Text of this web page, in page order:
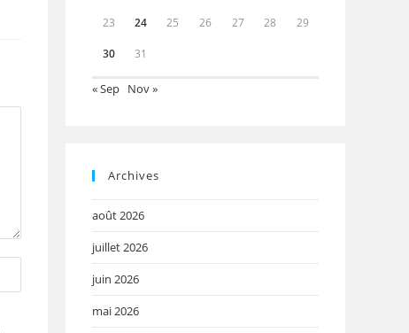
23 24 25 26 27 28 29
30 31
« Sep Nov »
Archives
août 2026
juillet 2026
juin 2026
mai 2026